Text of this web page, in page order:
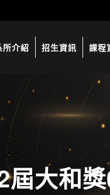
所介紹 招生資訊 課程
屆大和